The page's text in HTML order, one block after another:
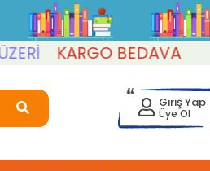
KARGO BEDAVA
Giriş Yap
Üye Ol